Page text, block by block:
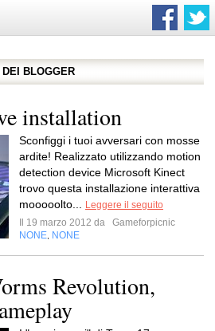
BLOGGER
installation
Sconfiggi i tuoi avversari con mosse
ardite! Realizzato utilizzando motion
detection device Microsoft Kinect
trovo questa installazione interattiva
mooooolto...
Leggere il seguito
Il 19 marzo 2012 da
Gameforpicnic
NONE NONE
Revolution,